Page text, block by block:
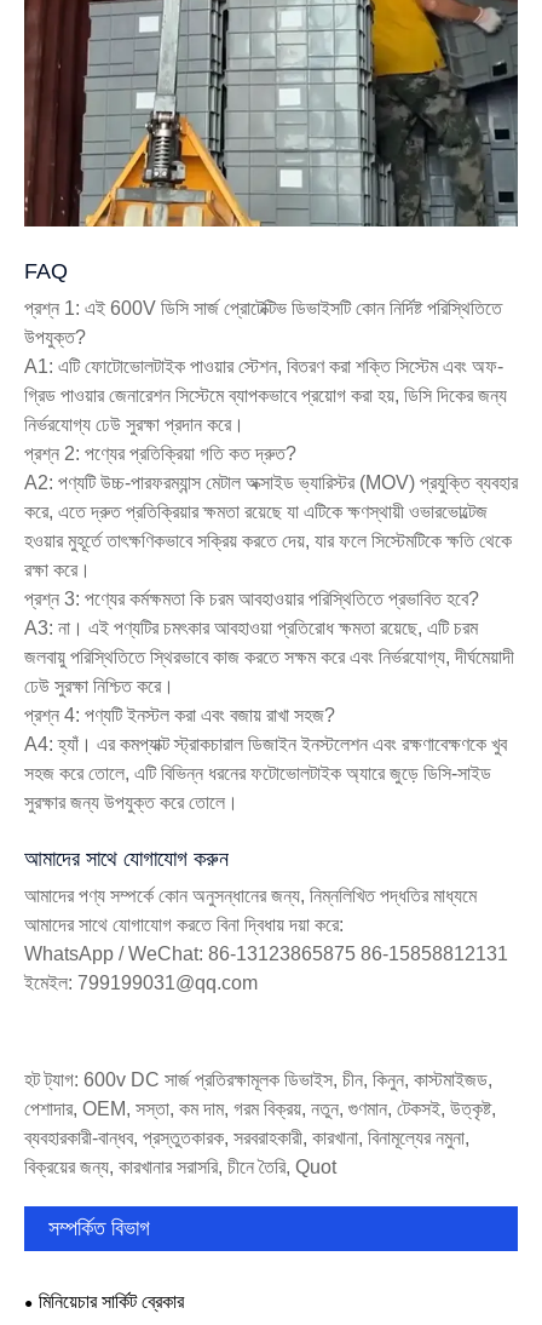
FAQ
প্রশ্ন 1: এই 600V ডিসি সার্জ প্রোটেক্টিভ ডিভাইসটি কোন নির্দিষ্ট পরিস্থিতিতে
উপযুক্ত?
A1: এটি ফোটোভোলটাইক পাওয়ার স্টেশন, বিতরণ করা শক্তি সিস্টেম এবং অফ-
গ্রিড পাওয়ার জেনারেশন সিস্টেমে ব্যাপকভাবে প্রয়োগ করা হয়, ডিসি দিকের জন্য
নির্ভরযোগ্য ঢেউ সুরক্ষা প্রদান করে।
প্রশ্ন 2: পণ্যের প্রতিক্রিয়া গতি কত দ্রুত?
A2: পণ্যটি উচ্চ-পারফরম্যান্স মেটাল অক্সাইড ভ্যারিস্টর (MOV) প্রযুক্তি ব্যবহার
করে, এতে দ্রুত প্রতিক্রিয়ার ক্ষমতা রয়েছে যা এটিকে ক্ষণস্থায়ী ওভারভোল্টেজ
হওয়ার মুহূর্তে তাৎক্ষণিকভাবে সক্রিয় করতে দেয়, যার ফলে সিস্টেমটিকে ক্ষতি থেকে
রক্ষা করে।
প্রশ্ন 3: পণ্যের কর্মক্ষমতা কি চরম আবহাওয়ার পরিস্থিতিতে প্রভাবিত হবে?
A3: না। এই পণ্যটির চমৎকার আবহাওয়া প্রতিরোধ ক্ষমতা রয়েছে, এটি চরম
জলবায়ু পরিস্থিতিতে স্থিরভাবে কাজ করতে সক্ষম করে এবং নির্ভরযোগ্য, দীর্ঘমেয়াদী
ঢেউ সুরক্ষা নিশ্চিত করে।
প্রশ্ন 4: পণ্যটি ইনস্টল করা এবং বজায় রাখা সহজ?
A4: হ্যাঁ। এর কমপ্যাক্ট স্ট্রাকচারাল ডিজাইন ইনস্টলেশন এবং রক্ষণাবেক্ষণকে খুব
সহজ করে তোলে, এটি বিভিন্ন ধরনের ফটোভোলটাইক অ্যারে জুড়ে ডিসি-সাইড
সুরক্ষার জন্য উপযুক্ত করে তোলে।
আমাদের সাথে যোগাযোগ করুন
আমাদের পণ্য সম্পর্কে কোন অনুসন্ধানের জন্য, নিম্নলিখিত পদ্ধতির মাধ্যমে
আমাদের সাথে যোগাযোগ করতে বিনা দ্বিধায় দয়া করে:
WhatsApp / WeChat: 86-13123865875 86-15858812131
ইমেইল: 799199031@qq.com
হট ট্যাগ: 600v DC সার্জ প্রতিরক্ষামূলক ডিভাইস, চীন, কিনুন, কাস্টমাইজড,
পেশাদার, OEM, সস্তা, কম দাম, গরম বিক্রয়, নতুন, গুণমান, টেকসই, উত্কৃষ্ট,
ব্যবহারকারী-বান্ধব, প্রস্তুতকারক, সরবরাহকারী, কারখানা, বিনামূল্যের নমুনা,
বিক্রয়ের জন্য, কারখানার সরাসরি, চীনে তৈরি, Quot
সম্পর্কিত বিভাগ
মিনিয়েচার সার্কিট ব্রেকার